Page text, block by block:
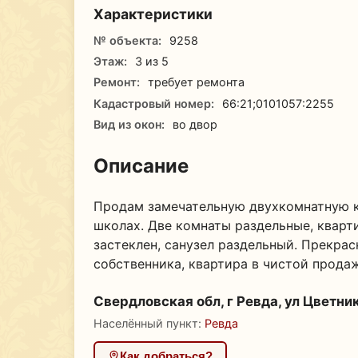
Характеристики
№ объекта:
9258
Этаж:
3 из 5
Ремонт:
требует ремонта
Кадастровый номер:
66:21;0101057:2255
Вид из окон:
во двор
Описание
Продам замечательную двухкомнатную
школах. Две комнаты раздельные,
застеклен, санузел раздельный.
собственника, квартира в чистой
Свердловская обл, г Ревда, ул
Населённый пункт: Ревда